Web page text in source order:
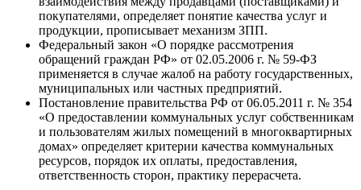
покупателями, определяет понятие качества услуг и
продукции, прописывает механизм ЗПП.
Федеральный закон «О порядке рассмотрения
обращений граждан РФ» от 02.05.2006 г. № 59-ФЗ
применяется в случае жалоб на работу государственных,
муниципальных или частных предприятий.
Постановление правительства РФ от 06.05.2011 г. № 354
«О предоставлении коммунальных услуг собственникам
и пользователям жилых помещений в многоквартирных
домах» определяет критерии качества коммунальных
ресурсов, порядок их оплаты, предоставления,
ответственность сторон, практику перерасчета.